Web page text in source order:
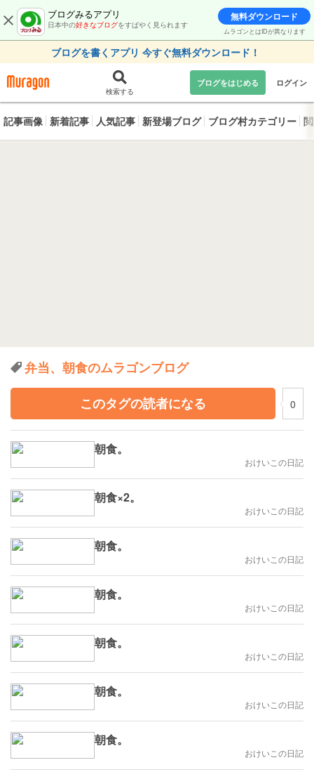
ブログみるアプリ
日本中の好きなブログをすばやく見られます
無料ダウンロード
ムラゴンとはIDが異なります
ブログを書くアプリ 今すぐ無料ダウンロード！
検索する
ブログをはじめる ログイン
記事画像 新着記事 人気記事 新登場ブログ ブログ村カテゴリー
弁当、朝食のムラゴンブログ
このタグの読者になる
0
朝食。
おけいこの日記
朝食×2。
おけいこの日記
朝食。
おけいこの日記
朝食。
おけいこの日記
朝食。
おけいこの日記
朝食。
おけいこの日記
朝食。
おけいこの日記